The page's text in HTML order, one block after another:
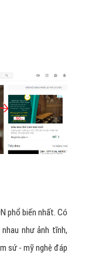
phổ biến nhất. Có
như ảnh tĩnh,
sứ - mỹ nghệ đáp